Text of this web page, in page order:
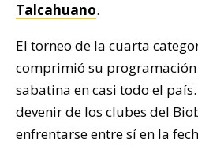
Talcahuano.
El torneo de la cuarta
comprimió su
sabatina en casi todo el
devenir de los clubes del
enfrentarse entre sí en la